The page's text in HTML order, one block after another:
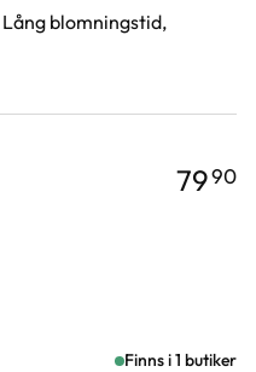
Lång blomningstid,
7990
Finns i 1 butiker